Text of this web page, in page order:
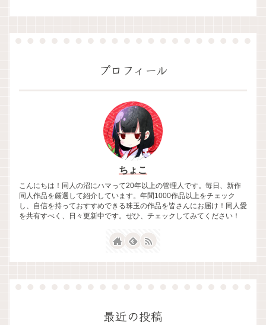
プロフィール
ちょこ
こんにちは！同人の沼にハマって20年以上の管理人です。毎日、新作
同人作品を厳選して紹介しています。年間1000作品以上をチェック
し、自信を持っておすすめできる珠玉の作品を皆さんにお届け！同人愛
を共有すべく、日々更新中です。ぜひ、チェックしてみてください！
最近の投稿